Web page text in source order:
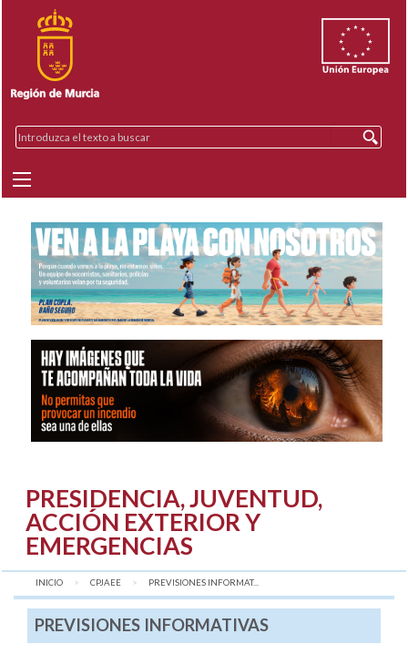
PRESIDENCIA, JUVENTUD,
ACCIÓN EXTERIOR Y
EMERGENCIAS
INICIO CPJAEE AQUÍ:
PREVISIONES INFORMAT...
PREVISIONES INFORMATIVAS